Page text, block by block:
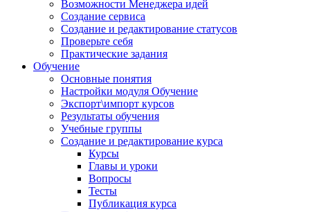
Возможности Менеджера идей
Создание сервиса
Создание и редактирование статусов
Проверьте себя
Практические задания
Обучение
Основные понятия
Настройки модуля Обучение
Экспорт\импорт курсов
Результаты обучения
Учебные группы
Создание и редактирование курса
Курсы
Главы и уроки
Вопросы
Тесты
Публикация курса